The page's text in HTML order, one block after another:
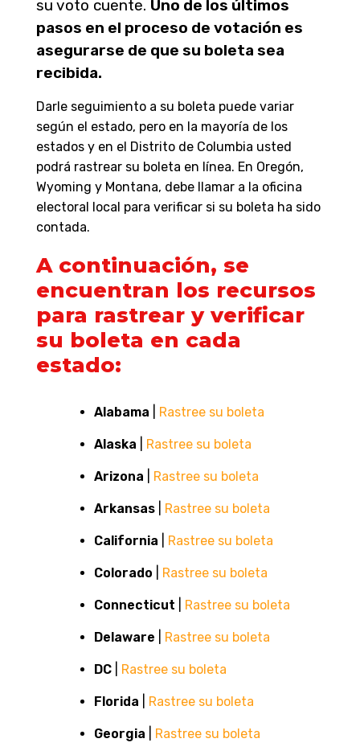
su voto cuente. Uno de los últimos
pasos en el proceso de votación es
asegurarse de que su boleta sea
recibida.
Darle seguimiento a su boleta puede variar
según el estado, pero en la mayoría de los
estados y en el Distrito de Columbia usted
podrá rastrear su boleta en línea. En Oregón,
Wyoming y Montana, debe llamar a la oficina
electoral local para verificar si su boleta ha sido
contada.
A continuación, se
encuentran los recursos
para rastrear y verificar
su boleta en cada
estado:
Alabama Rastree su boleta
Alaska Rastree su boleta
Arizona Rastree su boleta
Arkansas Rastree su boleta
California Rastree su boleta
Colorado Rastree su boleta
Connecticut Rastree su boleta
Delaware Rastree su boleta
DC Rastree su boleta
Florida Rastree su boleta
Georgia Rastree su boleta